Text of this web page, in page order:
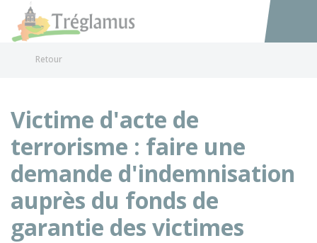
Accéder
Retour
Victime d'acte de
terrorisme : faire une
demande d'indemnisation
auprès du fonds de
garantie des victimes